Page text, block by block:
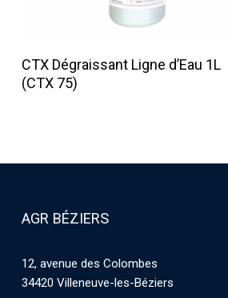
Lire La Suite
CTX Dégraissant Ligne d’Eau 1L
(CTX 75)
AGR BÉZIERS
12, avenue des Colombes
34420 Villeneuve-les-Béziers